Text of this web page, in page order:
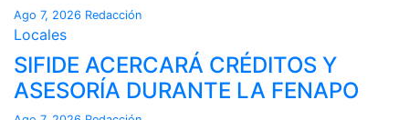
Ago 7, 2026 Redacción
Locales
SIFIDE ACERCARÁ CRÉDITOS Y
ASESORÍA DURANTE LA FENAPO